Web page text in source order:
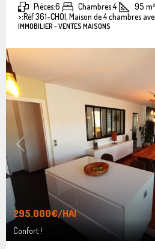
Pièces:6 Chambres:4 95 m²
>:Réf 361-CHOI, Maison de 4 chambres
IMMOBILIER - VENTES MAISONS
295.000€/HAI
Confort !